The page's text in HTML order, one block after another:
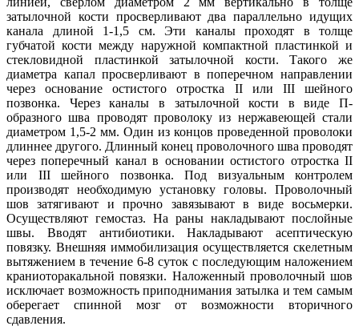
затылочной кости просверливают два параллельно идущих
канала длиной 1-1,5 см. Эти каналы проходят в толще
губчатой кости между наружной компактной пластинкой и
стекловидной пластинкой затылочной кости. Такого же
диаметра капал просверливают в поперечном направлении
через основание остистого отростка II или III шейного
позвонка. Через каналы в затылочной кости в виде П-
образного шва проводят проволоку из нержавеющей стали
диаметром 1,5-2 мм. Один из концов проведенной проволоки
длиннее другого. Длинный конец проволочного шва проводят
через поперечный канал в основании остистого отростка II
или III шейного позвонка. Под визуальным контролем
производят необходимую установку головы. Проволочный
шов затягивают и прочно завязывают в виде восьмерки.
Осуществляют гемостаз. На раны накладывают послойные
швы. Вводят антибиотики. Накладывают асептическую
повязку. Внешняя иммобилизация осуществляется скелетным
вытяжением в течение 6-8 суток с последующим наложением
краниоторакальной повязки. Наложенный проволочный шов
исключает возможность приподнимания затылка и тем самым
оберегает спинной мозг от возможности вторичного
сдавления.